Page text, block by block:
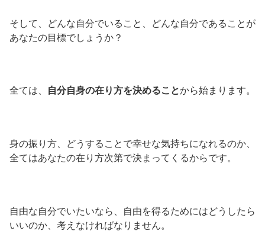
そして、どんな自分でいること、どんな自分であることが
あなたの目標でしょうか？
全ては、 自分自身の在り方を決めることから始まります。
身の振り方、どうすることで幸せな気持ちになれるのか、
全てはあなたの在り方次第で決まってくるからです。
自由な自分でいたいなら、自由を得るためにはどうしたら
いいのか、考えなければなりません。